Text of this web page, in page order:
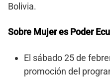
Bolivia.
Sobre Mujer es Poder
El sábado 25 de
promoción del